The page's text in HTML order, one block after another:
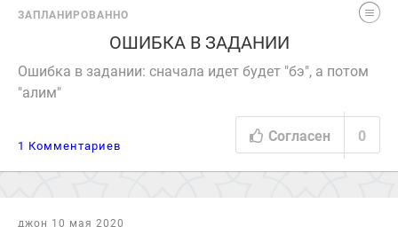
ЗАПЛАНИРОВАННО
ОШИБКА В ЗАДАНИИ
Ошибка в задании: сначала идет будет "бэ", а потом
"алим"
1 Комментариев
Согласен 0
джон 10 мая 2020